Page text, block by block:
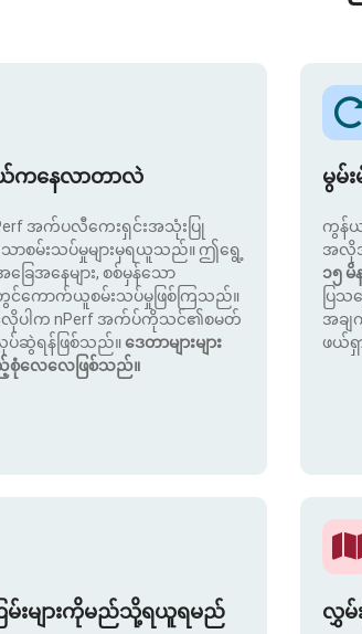
ကနေလာတာလဲ
အက်ပလီကေးရှင်းအသုံးပြု
ောစမ်းသပ်မှုများမှရယူသည်။ ဤရွေ့
ြေအနေများ, စစ်မှန်သော
တွင်ကောက်ယူစမ်းသပ်မှုဖြစ်ကြသည်။
လိုပါက nPerf အက်ပ်ကိုသင်၏စမတ်
ပ်ဆွဲရန်ဖြစ်သည်။ဒေတာများများ
ြည့်စုံလေလေဖြစ်သည်။
မွမ်
ကွန်ယ
အလိုအ
၁၅
ပြ
အချ
ဖယ်ရှ
မ်းများကိုမည်သို့ရယူရမည်
လွှမ်